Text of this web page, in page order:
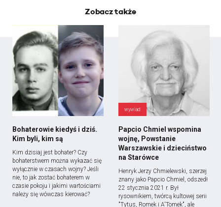
Zobacz także
Bohaterowie kiedyś i dziś.
Kim byli, kim są
Kim dzisiaj jest bohater? Czy
bohaterstwem można wykazać się
wyłącznie w czasach wojny? Jeśli
nie, to jak zostać bohaterem w
czasie pokoju i jakimi wartościami
należy się wówczas kierować?
wywiad
Papcio Chmiel wspomina
wojnę, Powstanie
Warszawskie i dzieciństwo
na Starówce
Henryk Jerzy Chmielewski, szerzej
znany jako Papcio Chmiel, odszedł
22 stycznia 2021 r. Był
rysownikiem, twórcą kultowej serii
"Tytus, Romek i A'Tomek", ale